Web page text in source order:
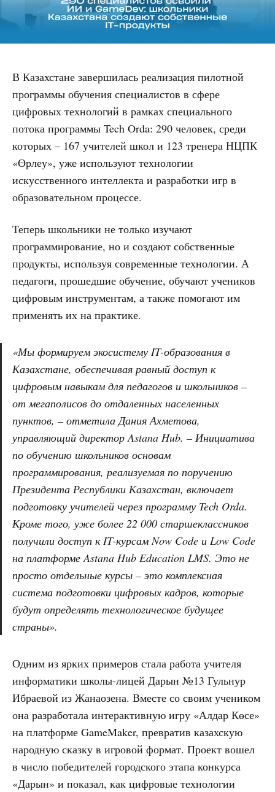
В Казахстане завершилась реализация пилотной
программы обучения специалистов в сфере
цифровых технологий в рамках специального
потока программы Tech Orda: 290 человек, среди
которых – 167 учителей школ и 123 тренера НЦПК
«Өрлеу», уже используют технологии
искусственного интеллекта и разработки игр в
образовательном процессе.
Теперь школьники не только изучают
программирование, но и создают собственные
продукты, используя современные технологии. А
педагоги, прошедшие обучение, обучают учеников
цифровым инструментам, а также помогают им
применять их на практике.
«Мы формируем экосистему IT-образования в
Казахстане, обеспечивая равный доступ к
цифровым навыкам для педагогов и школьников –
от мегаполисов до отдаленных населенных
пунктов, – отметила Дания Ахметова,
управляющий директор Astana Hub. – Инициатива
по обучению школьников основам
программирования, реализуемая по поручению
Президента Республики Казахстан, включает
подготовку учителей через программу Tech Orda.
Кроме того, уже более 22 000 старшеклассников
получили доступ к IT-курсам Now Code и Low Code
на платформе Astana Hub Education LMS. Это не
просто отдельные курсы – это комплексная
система подготовки цифровых кадров, которые
будут определять технологическое будущее
страны».
Одним из ярких примеров стала работа учителя
информатики школы-лицей Дарын №13 Гульнур
Ибраевой из Жанаозена. Вместе со своим учеником
она разработала интерактивную игру «Алдар Көсе»
на платформе GameMaker, превратив казахскую
народную сказку в игровой формат. Проект вошел
в число победителей городского этапа конкурса
«Дарын» и показал, как цифровые технологии